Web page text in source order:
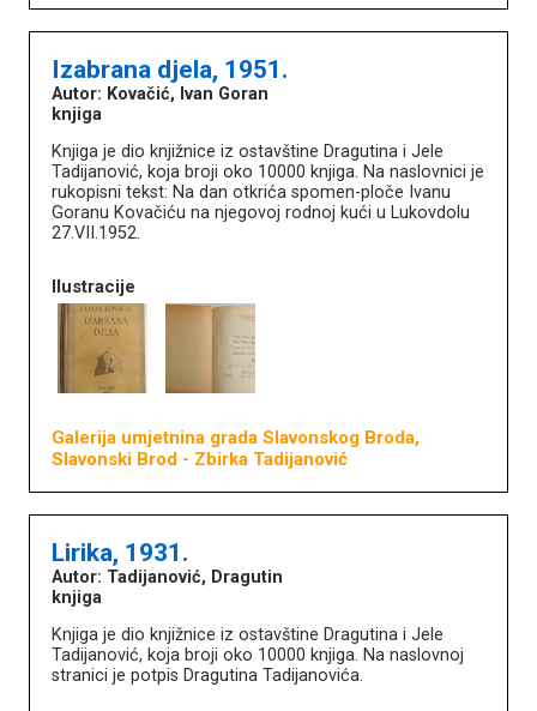
Izabrana djela, 1951.
Autor: Kovačić, Ivan Goran
knjiga
Knjiga je dio knjižnice iz ostavštine Dragutina i Jele
Tadijanović, koja broji oko 10000 knjiga. Na naslovnici je
rukopisni tekst: Na dan otkrića spomen-ploče Ivanu
Goranu Kovačiću na njegovoj rodnoj kući u Lukovdolu
27.VII.1952.
Ilustracije
Galerija umjetnina grada Slavonskog Broda,
Slavonski Brod - Zbirka Tadijanović
Lirika, 1931.
Autor: Tadijanović, Dragutin
knjiga
Knjiga je dio knjižnice iz ostavštine Dragutina i Jele
Tadijanović, koja broji oko 10000 knjiga. Na naslovnoj
stranici je potpis Dragutina Tadijanovića.